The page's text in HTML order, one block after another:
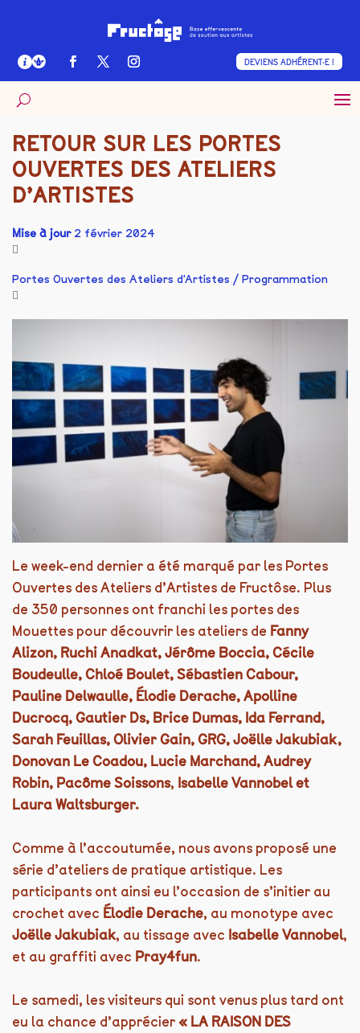
DEVIENS ADHÉRENT·E !
Le week-end dernier a été marqué par les Portes
Ouvertes des Ateliers d’Artistes de Fructôse. Plus
de 350 personnes ont franchi les portes des
Mouettes pour découvrir les ateliers de Fanny
Alizon, Ruchi Anadkat, Jérôme Boccia, Cécile
Boudeulle, Chloé Boulet, Sébastien Cabour,
Pauline Delwaulle, Élodie Derache, Apolline
Ducrocq, Gautier Ds, Brice Dumas, Ida Ferrand,
Sarah Feuillas, Olivier Gain, GRG, Joëlle Jakubiak,
Donovan Le Coadou, Lucie Marchand, Audrey
Robin, Pacôme Soissons, Isabelle Vannobel et
Laura Waltsburger.
Comme à l’accoutumée, nous avons proposé une
série d’ateliers de pratique artistique. Les
participants ont ainsi eu l’occasion de s’initier au
crochet avec Élodie Derache, au monotype avec
Joëlle Jakubiak, au tissage avec Isabelle Vannobel,
et au graffiti avec Pray4fun.
Le samedi, les visiteurs qui sont venus plus tard ont
eu la chance d’apprécier « LA RAISON DES
RETOUR SUR LES PORTES
OUVERTES DES ATELIERS
D’ARTISTES
Mise à jour2 février 2024
Portes Ouvertes des Ateliers d'Artistes / Programmation